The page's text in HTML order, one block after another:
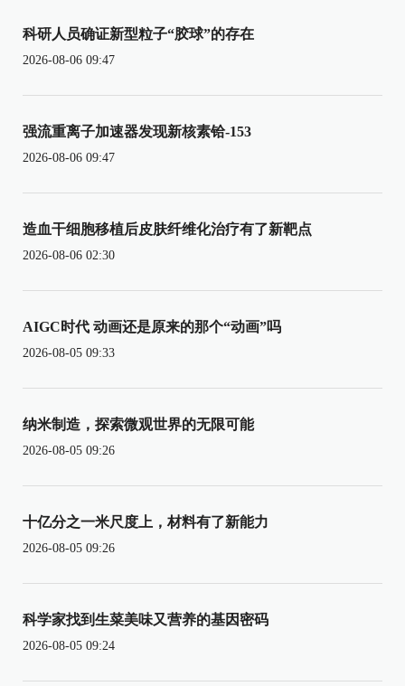
科研人员确证新型粒子“胶球”的存在
2026-08-06 09:47
强流重离子加速器发现新核素铪-153
2026-08-06 09:47
造血干细胞移植后皮肤纤维化治疗有了新靶点
2026-08-06 02:30
AIGC时代 动画还是原来的那个“动画”吗
2026-08-05 09:33
纳米制造，探索微观世界的无限可能
2026-08-05 09:26
十亿分之一米尺度上，材料有了新能力
2026-08-05 09:26
科学家找到生菜美味又营养的基因密码
2026-08-05 09:24